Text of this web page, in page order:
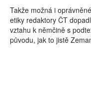
Takže možná i
etiky redaktory ČT
vztahu k němčině s
původu, jak to jistě